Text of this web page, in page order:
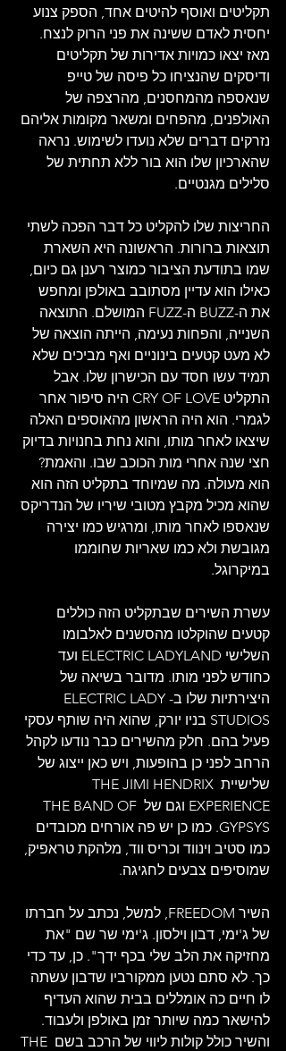
תקליטים ואוסף להיטים אחד, הספק צנוע
יחסית לאדם ששינה את פני הרוק לנצח.
מאז יצאו כמויות אדירות של תקליטים
ודיסקים שהנציחו כל פיסה של טייפ
שנאספה מהמחסנים, מהרצפה של
האולפנים, מהפחים ומשאר מקומות אליהם
נזרקים דברים שלא נועדו לשימוש. נראה
שהארכיון שלו הוא בור ללא תחתית של
סלילים מגנטיים.
החריצות שלו להקליט כל דבר הפכה לשתי
תוצאות ברורות. הראשונה היא השארת
שמו בתודעת הציבור כמוצר רענן גם כיום,
כאילו הוא עדיין מסתובב באולפן ומחפש
את ה-BUZZ ה-FUZZ המושלם. התוצאה
השנייה, והפחות נעימה, הייתה הוצאה של
לא מעט קטעים בינוניים ואף מביכים שלא
תמיד עשו חסד עם הכישרון שלו. אבל
התקליט CRY OF LOVE היה סיפור אחר
לגמרי. הוא היה הראשון מהאוספים האלה
שיצאו לאחר מותו, והוא נחת בחנויות בדיוק
חצי שנה אחרי מות הכוכב שבו. והאמת?
הוא מעולה. מה שמיוחד בתקליט הזה הוא
שהוא מכיל מקבץ מטובי שיריו של הנדריקס
שנאספו לאחר מותו, ומרגיש כמו יצירה
מגובשת ולא כמו שאריות שחוממו
במיקרוגל.
עשרת השירים שבתקליט הזה כוללים
קטעים שהוקלטו מהסשנים לאלבומו
השלישי ELECTRIC LADYLAND ועד
כחודש לפני מותו. מדובר בשיאה של
היצירתיות שלו ב-ELECTRIC LADY
STUDIOS בניו יורק, שהוא היה שותף עסקי
פעיל בהם. חלק מהשירים כבר נודעו לקהל
הרחב לפני כן בהופעות, ויש כאן ייצוג של
שלישיית THE JIMI HENDRIX
EXPERIENCE וגם של THE BAND OF
GYPSYS. כמו כן יש פה אורחים מכובדים
כמו סטיב וינווד וכריס ווד, מלהקת טראפיק,
שמוסיפים צבעים לחגיגה.
השיר FREEDOM, למשל, נכתב על חברתו
של ג'ימי, דבון וילסון. ג'ימי שר שם "את
מחזיקה את הלב שלי בכף ידך". כן, עד כדי
כך. לא סתם נטען ממקורביו שדבון עשתה
לו חיים כה אומללים בבית שהוא העדיף
להישאר כמה שיותר זמן באולפן ולעבוד.
והשיר כולל קולות ליווי של הרכב בשם THE